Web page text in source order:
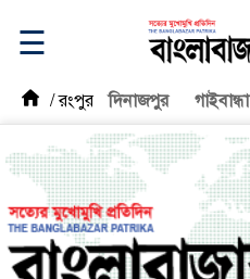
☰
/রংপুর দিনাজপুর গাইবান্ধা